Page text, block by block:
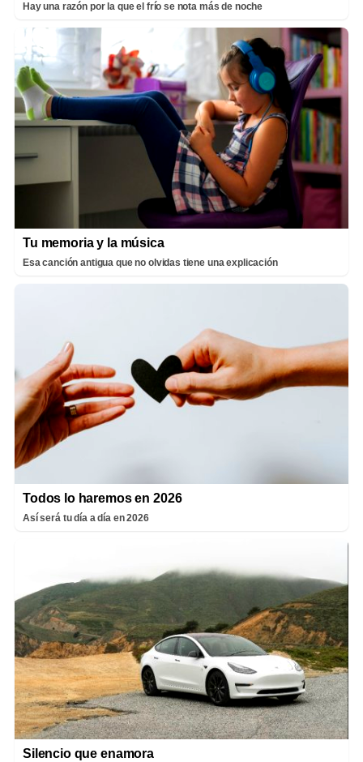
Hay una razón por la que el frío se nota más de noche
Tu memoria y la música
Esa canción antigua que no olvidas tiene una explicación
Todos lo haremos en 2026
Así será tu día a día en 2026
Silencio que enamora